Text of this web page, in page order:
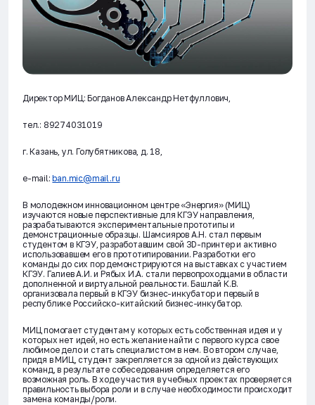
Директор МИЦ: Богданов Александр Нетфуллович,
тел.: 89274031019
г. Казань, ул. Голубятникова, д. 18,
e-mail:ban.mic@mail.ru
В молодежном инновационном центре «Энергия» (МИЦ)
изучаются новые перспективные для КГЭУ направления,
разрабатываются экспериментальные прототипы и
демонстрационные образцы. Шамсияров А.Н. стал первым
студентом в КГЭУ, разработавшим свой 3D-принтер и активно
использовавшем его в прототипировании. Разработки его
команды до сих пор демонстрируются на выставках с участием
КГЭУ. Галиев А.И. и Рябых И.А. стали первопроходцами в области
дополненной и виртуальной реальности. Башлай К.В.
организовала первый в КГЭУ бизнес-инкубатор и первый в
республике Российско-китайский бизнес-инкубатор.
МИЦ помогает студентам у которых есть собственная идея и у
которых нет идей, но есть желание найти с первого курса свое
любимое дело и стать специалистом в нем. Во втором случае,
придя в МИЦ, студент закрепляется за одной из действующих
команд, в результате собеседования определяется его
возможная роль. В ходе участия в учебных проектах проверяется
правильность выбора роли и в случае необходимости происходит
замена команды/роли.